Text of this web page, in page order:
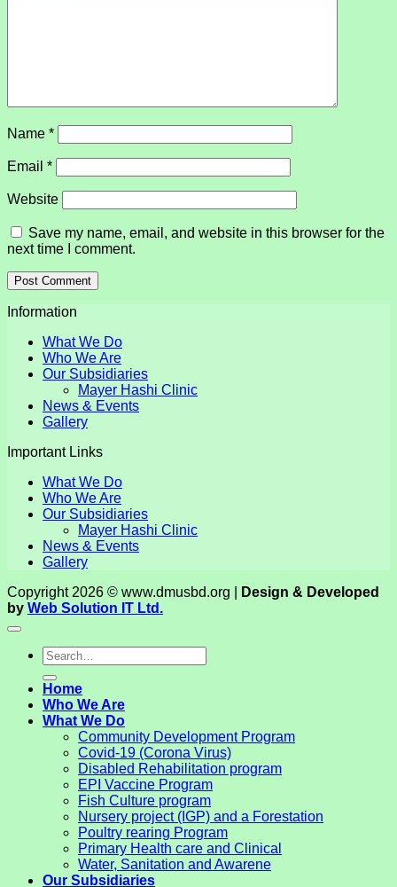
Name *
Email *
Website
Save my name, email, and website in this browser for the
next time I comment.
Information
What We Do
Who We Are
Our Subsidiaries
Mayer Hashi Clinic
News & Events
Gallery
Important Links
What We Do
Who We Are
Our Subsidiaries
Mayer Hashi Clinic
News & Events
Gallery
Copyright 2026 © www.dmusbd.org |
Design & Developed
by Web Solution IT Ltd.
Home
Who We Are
What We Do
Community Development Program
Covid-19 (Corona Virus)
Disabled Rehabilitation program
EPI Vaccine Program
Fish Culture program
Nursery project (IGP) and a Forestation
Poultry rearing Program
Primary Health care and Clinical
Water, Sanitation and Awarene
Our Subsidiaries